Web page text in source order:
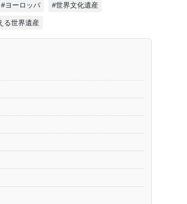
#ヨーロッパ #世界文化遺産
る世界遺産